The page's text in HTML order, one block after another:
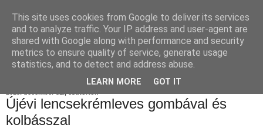
Konyhamesék
Újévi lencsekrémleves gombával és
kolbásszal
This site uses cookies from Google to deliver its services
and to analyze traffic. Your IP address and user-agent are
shared with Google along with performance and security
metrics to ensure quality of service, generate usage
statistics, and to detect and address abuse.
LEARN MORE GOT IT